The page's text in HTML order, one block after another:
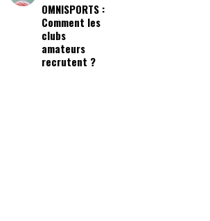
OMNISPORTS :
Comment les
clubs
amateurs
recrutent ?